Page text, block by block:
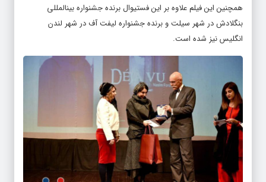
همچنین این فیلم علاوه بر این فستیوال برنده جشنواره بین‎المللی
بنگلادش در شهر سیلت و برنده جشنواره لیفت آف در شهر لندن
انگلیس نیز شده است.